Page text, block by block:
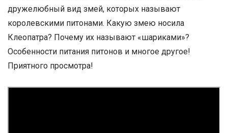
дружелюбный вид змей, которых называют
королевскими питонами. Какую змею носила
Клеопатра? Почему их называют «шариками»?
Особенности питания питонов и многое другое!
Приятного просмотра!